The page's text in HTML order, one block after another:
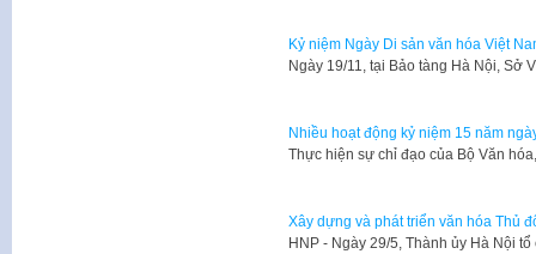
Kỷ niệm Ngày Di sản văn hóa Việt
​Ngày 19/11, tại Bảo tàng Hà Nội, Sở
Nhiều hoạt động kỷ niệm 15 năm
Thực hiện sự chỉ đạo của Bộ Văn
Xây dựng và phát triển văn hóa Thủ
​HNP - Ngày 29/5, Thành ủy Hà Nội